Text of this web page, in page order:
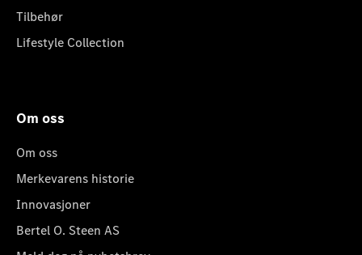
Tilbehør
Lifestyle Collection
Om oss
Om oss
Merkevarens historie
Innovasjoner
Bertel O. Steen AS